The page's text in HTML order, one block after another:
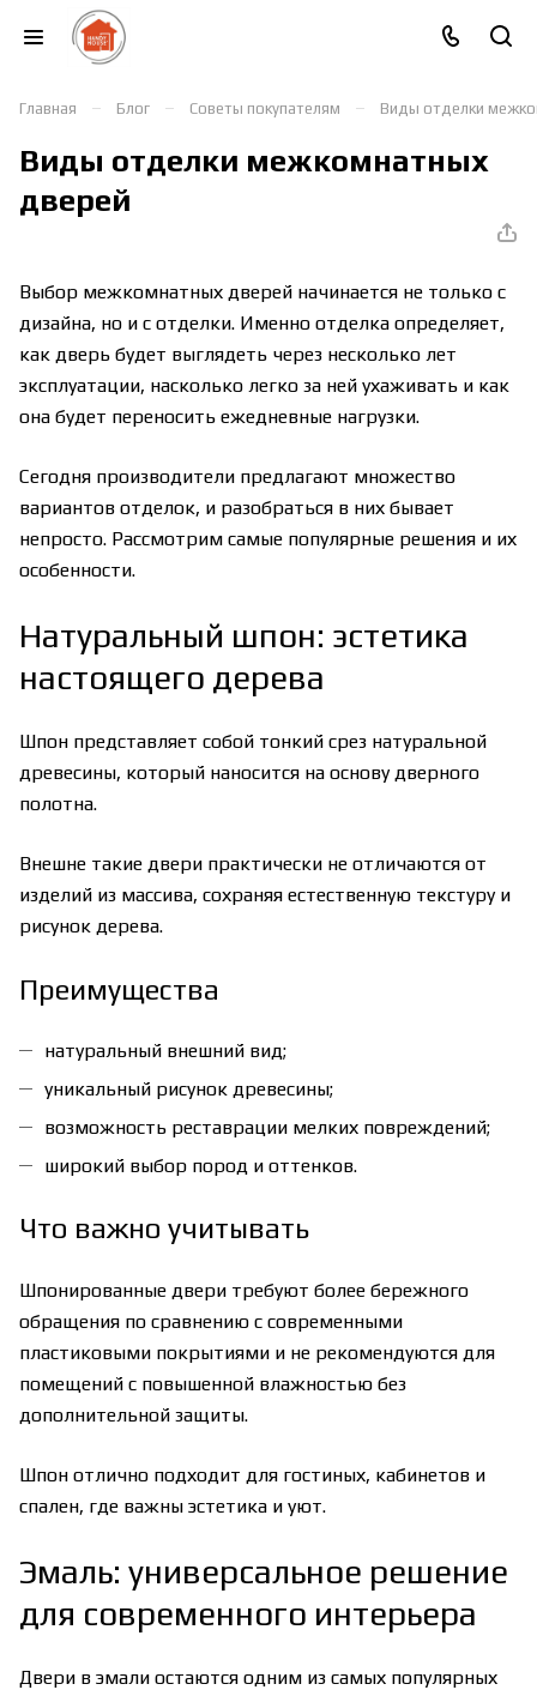
Главная – Блог – Советы покупателям – Виды отделки
Виды отделки межкомнатных
дверей
Выбор межкомнатных дверей начинается не только с
дизайна, но и с отделки. Именно отделка определяет,
как дверь будет выглядеть через несколько лет
эксплуатации, насколько легко за ней ухаживать и как
она будет переносить ежедневные нагрузки.
Сегодня производители предлагают множество
вариантов отделок, и разобраться в них бывает
непросто. Рассмотрим самые популярные решения и их
особенности.
Натуральный шпон: эстетика
настоящего дерева
Шпон представляет собой тонкий срез натуральной
древесины, который наносится на основу дверного
полотна.
Внешне такие двери практически не отличаются от
изделий из массива, сохраняя естественную текстуру и
рисунок дерева.
Преимущества
натуральный внешний вид;
уникальный рисунок древесины;
возможность реставрации мелких повреждений;
широкий выбор пород и оттенков.
Что важно учитывать
Шпонированные двери требуют более бережного
обращения по сравнению с современными
пластиковыми покрытиями и не рекомендуются для
помещений с повышенной влажностью без
дополнительной защиты.
Шпон отлично подходит для гостиных, кабинетов и
спален, где важны эстетика и уют.
Эмаль: универсальное решение
для современного интерьера
Двери в эмали остаются одним из самых популярных